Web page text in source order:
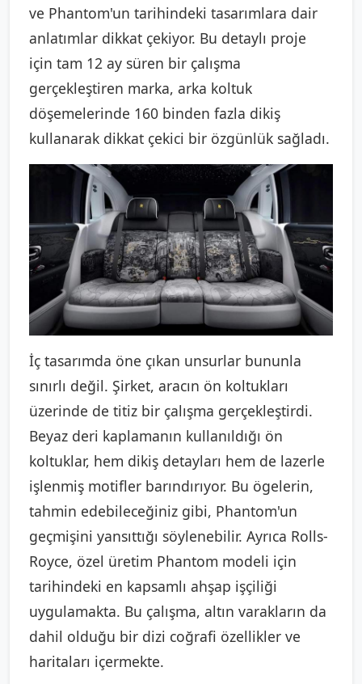
ve Phantom'un tarihindeki tasarımlara dair
anlatımlar dikkat çekiyor. Bu detaylı proje
için tam 12 ay süren bir çalışma
gerçekleştiren marka, arka koltuk
döşemelerinde 160 binden fazla dikiş
kullanarak dikkat çekici bir özgünlük sağladı.
İç tasarımda öne çıkan unsurlar bununla
sınırlı değil. Şirket, aracın ön koltukları
üzerinde de titiz bir çalışma gerçekleştirdi.
Beyaz deri kaplamanın kullanıldığı ön
koltuklar, hem dikiş detayları hem de lazerle
işlenmiş motifler barındırıyor. Bu ögelerin,
tahmin edebileceğiniz gibi, Phantom'un
geçmişini yansıttığı söylenebilir. Ayrıca Rolls-
Royce, özel üretim Phantom modeli için
tarihindeki en kapsamlı ahşap işçiliği
uygulamakta. Bu çalışma, altın varakların da
dahil olduğu bir dizi coğrafi özellikler ve
haritaları içermekte.